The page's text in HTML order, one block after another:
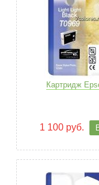
Картридж
1 100 руб.